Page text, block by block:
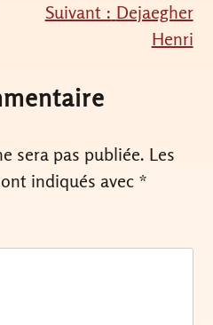
Suivant : Dejaegher
Henri
sera pas publiée. Les
indiqués avec *